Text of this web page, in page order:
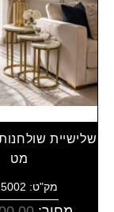
שלישיית
מט
מק"ט: 4215002